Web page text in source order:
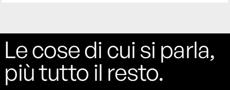
Le cose di cui si parla,
più tutto il resto.